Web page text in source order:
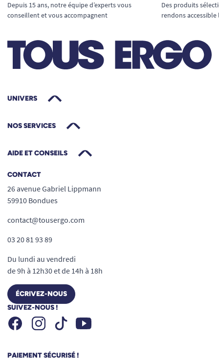
Depuis 15 ans, notre équipe d’experts vous
conseillent et vous accompagnent
Des produits
rendons
UNIVERS
NOS SERVICES
AIDE ET CONSEILS
CONTACT
26 avenue Gabriel Lippmann
59910 Bondues
contact@tousergo.com
03 20 81 93 89
Du lundi au vendredi
de 9h à 12h30 et de 14h à 18h
ÉCRIVEZ-NOUS
SUIVEZ-NOUS !
FacebookInstagramTiktok Youtube
PAIEMENT SÉCURISÉ !